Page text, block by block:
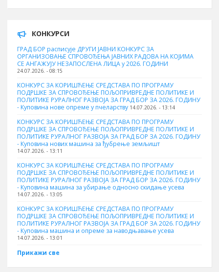
КОНКУРСИ
ГРАД БОР расписује ДРУГИ ЈАВНИ КОНКУРС ЗА
ОРГАНИЗОВАЊЕ СПРОВОЂЕЊА ЈАВНИХ РАДОВА НА КОЈИМА
СЕ АНГАЖУЈУ НЕЗАПОСЛЕНА ЛИЦА у 2026. ГОДИНИ
24.07.2026. - 08:15
КОНКУРС ЗА КОРИШЋЕЊЕ СРЕДСТАВА ПО ПРОГРАМУ
ПОДРШКЕ ЗА СПРОВОЂЕЊЕ ПОЉОПРИВРЕДНЕ ПОЛИТИКЕ И
ПОЛИТИКЕ РУРАЛНОГ РАЗВОЈА ЗА ГРАД БОР ЗА 2026. ГОДИНУ
- Куповина нове опреме у пчеларству 14.07.2026. - 13:14
КОНКУРС ЗА КОРИШЋЕЊЕ СРЕДСТАВА ПО ПРОГРАМУ
ПОДРШКЕ ЗА СПРОВОЂЕЊЕ ПОЉОПРИВРЕДНЕ ПОЛИТИКЕ И
ПОЛИТИКЕ РУРАЛНОГ РАЗВОЈА ЗА ГРАД БОР ЗА 2026. ГОДИНУ
- Куповина нових машина за ђубрење земљишт
14.07.2026. - 13:11
КОНКУРС ЗА КОРИШЋЕЊЕ СРЕДСТАВА ПО ПРОГРАМУ
ПОДРШКЕ ЗА СПРОВОЂЕЊЕ ПОЉОПРИВРЕДНЕ ПОЛИТИКЕ И
ПОЛИТИКЕ РУРАЛНОГ РАЗВОЈА ЗА ГРАД БОР ЗА 2026. ГОДИНУ
- Куповинa машина за убирање односно скидање усева
14.07.2026. - 13:05
КОНКУРС ЗА КОРИШЋЕЊЕ СРЕДСТАВА ПО ПРОГРАМУ
ПОДРШКЕ ЗА СПРОВОЂЕЊЕ ПОЉОПРИВРЕДНЕ ПОЛИТИКЕ И
ПОЛИТИКЕ РУРАЛНОГ РАЗВОЈА ЗА ГРАД БОР ЗА 2026. ГОДИНУ
- Куповина машина и опреме за наводњавање усева
14.07.2026. - 13:01
Прикажи све